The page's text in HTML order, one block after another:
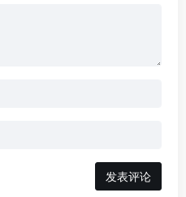
发表评论